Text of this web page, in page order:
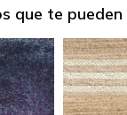
que te